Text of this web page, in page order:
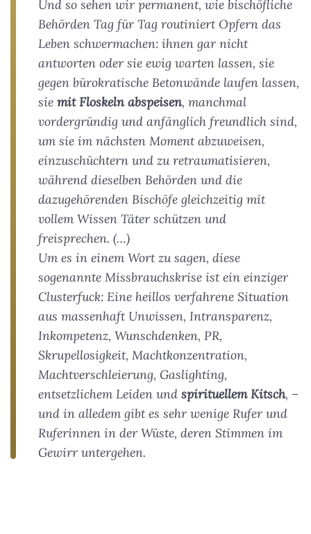
Und so sehen wir permanent, wie bischöfliche
Behörden Tag für Tag routiniert Opfern das
Leben schwermachen: ihnen gar nicht
antworten oder sie ewig warten lassen, sie
gegen bürokratische Betonwände laufen lassen,
sie mit Floskeln abspeisen, manchmal
vordergründig und anfänglich freundlich sind,
um sie im nächsten Moment abzuweisen,
einzuschüchtern und zu retraumatisieren,
während dieselben Behörden und die
dazugehörenden Bischöfe gleichzeitig mit
vollem Wissen Täter schützen und
freisprechen. (…)
Um es in einem Wort zu sagen, diese
sogenannte Missbrauchskrise ist ein einziger
Clusterfuck: Eine heillos verfahrene Situation
aus massenhaft Unwissen, Intransparenz,
Inkompetenz, Wunschdenken, PR,
Skrupellosigkeit, Machtkonzentration,
Machtverschleierung, Gaslighting,
entsetzlichem Leiden und spirituellem Kitsch, –
und in alledem gibt es sehr wenige Rufer und
Ruferinnen in der Wüste, deren Stimmen im
Gewirr untergehen.